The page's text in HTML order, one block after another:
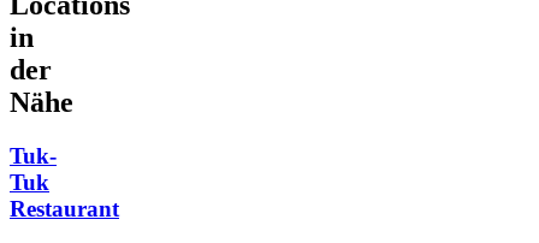
in
der
Nähe
Tuk-
Tuk
Restaurant